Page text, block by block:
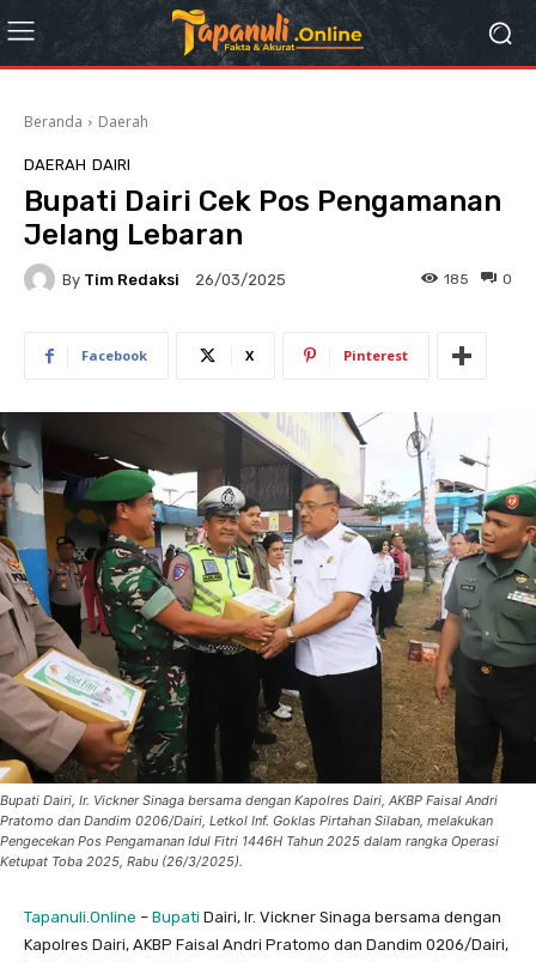
Beranda Daerah
DAERAH DAIRI
Bupati Dairi Cek Pos Pengamanan
Jelang Lebaran
By Tim Redaksi 26/03/2025 0
185
Facebook X Pinterest
Bupati Dairi, Ir. Vickner Sinaga bersama dengan Kapolres Dairi, AKBP Faisal Andri
Pratomo dan Dandim 0206/Dairi, Letkol Inf. Goklas Pirtahan Silaban, melakukan
Pengecekan Pos Pengamanan Idul Fitri 1446H Tahun 2025 dalam rangka Operasi
Ketupat Toba 2025, Rabu (26/3/2025).
Tapanuli.Online – Bupati Dairi, Ir. Vickner Sinaga bersama dengan
Kapolres Dairi, AKBP Faisal Andri Pratomo dan Dandim 0206/Dairi,